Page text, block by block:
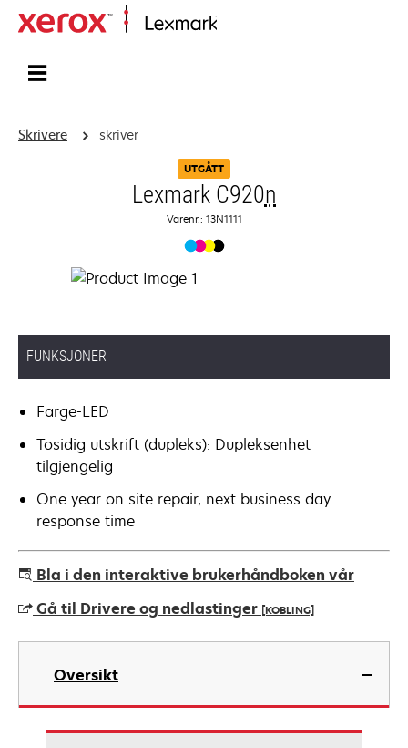
Skrivere skriver
UTGÅTT
Lexmark C920n
Varenr.: 13N1111
FUNKSJONER
Farge-LED
Tosidig utskrift (dupleks): Dupleksenhet
tilgjengelig
One year on site repair, next business day
response time
Bla i den interaktive brukerhåndboken vår
Gå til Drivere og nedlastinger [KOBLING]
opens
new
Oversikt